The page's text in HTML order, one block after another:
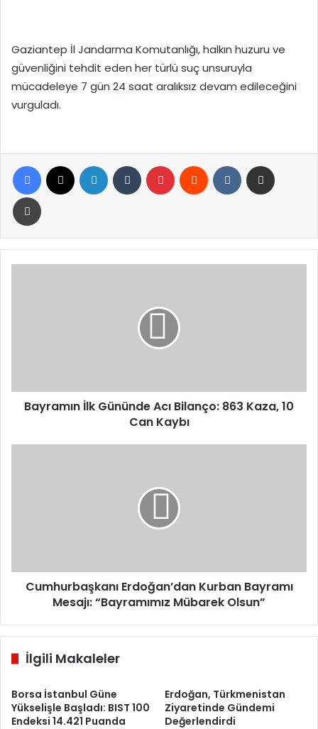
Gaziantep İl Jandarma Komutanlığı, halkın huzuru ve
güvenliğini tehdit eden her türlü suç unsuruyla
mücadeleye 7 gün 24 saat aralıksız devam edileceğini
vurguladı.
Facebook LinkedIn Tumblr Pinterest Reddit VKontakte
Yazdır
Can
Kaybı
Bayramın İlk Gününde Acı Bilanço: 863 Kaza, 10
Can Kaybı
Cumhurbaşkanı Erdoğan’dan Kurban Bayramı
Mesajı: “Bayramımız Mübarek Olsun”
İlgili Makaleler
Borsa İstanbul Güne
Yükselişle Başladı: BIST 100
Endeksi 14.421 Puanda
Erdoğan, Türkmenistan
Ziyaretinde Gündemi
Değerlendirdi